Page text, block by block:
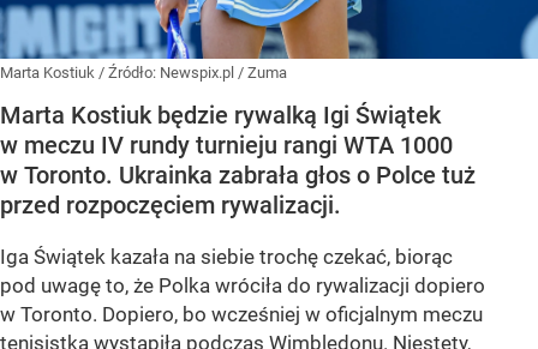
Marta Kostiuk / Źródło: Newspix.pl / Zuma
Marta Kostiuk będzie rywalką Igi Świątek
w meczu IV rundy turnieju rangi WTA 1000
w Toronto. Ukrainka zabrała głos o Polce tuż
przed rozpoczęciem rywalizacji.
Iga Świątek kazała na siebie trochę czekać, biorąc
pod uwagę to, że Polka wróciła do rywalizacji dopiero
w Toronto. Dopiero, bo wcześniej w oficjalnym meczu
tenisistka wystąpiła podczas Wimbledonu. Niestety,